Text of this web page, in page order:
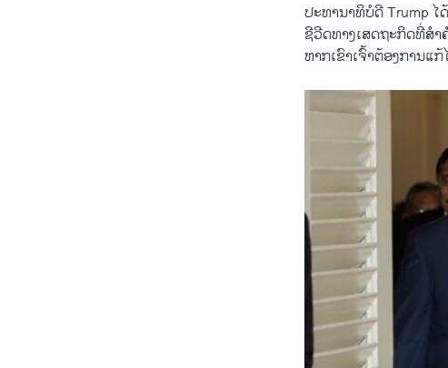
ປະທານາທິບໍດີ Trump ​ໄ
ຊີ​ວີ​ດທາງ​ເສດຖະກິດ​ທີ່​ສ
ຫາກ​ເຂົາ​ເຈົ້າ​ຕ້ອງການ​ແ